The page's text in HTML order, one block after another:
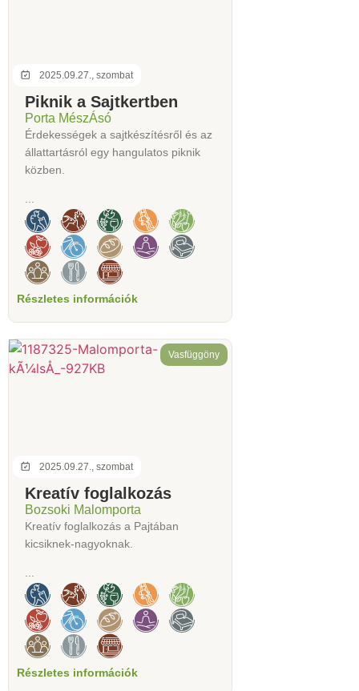
2025.09.27., szombat
Piknik a Sajtkertben
Porta MészÁsó
Érdekességek a sajtkészítésről és az
állattartásról egy hangulatos piknik
közben.
Részletes információk
2025.09.27., szombat
Vasfüggöny
Kreatív foglalkozás
Bozsoki Malomporta
Kreatív foglalkozás a Pajtában
kicsiknek-nagyoknak.
...
Részletes információk